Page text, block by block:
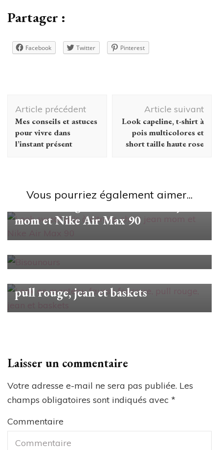
Partager :
Facebook Twitter Pinterest
Navigation
d'article
Article précédent
Mes conseils et astuces
pour vivre dans
l’instant présent
Article suivant
Look capeline, t-shirt à
pois multicolores et
short taille haute rose
Vous pourriez également aimer...
#unjourunlook
Look sweat gris à citrons, short jean
mom et Nike Air Max 90
#unjourunlook
#unjourunlook
pull rouge, jean et baskets
Laisser un commentaire
Votre adresse e-mail ne sera pas publiée. Les
champs obligatoires sont indiqués avec *
Commentaire